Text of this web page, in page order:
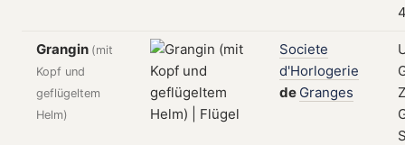
Grangin (mit
Kopf und
geflügeltem
Helm)
Societe
d'Horlogerie
de Granges